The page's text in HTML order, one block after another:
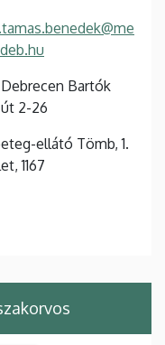
Debrecen Bartók
2-26
ellátó Tömb, 1.
1167